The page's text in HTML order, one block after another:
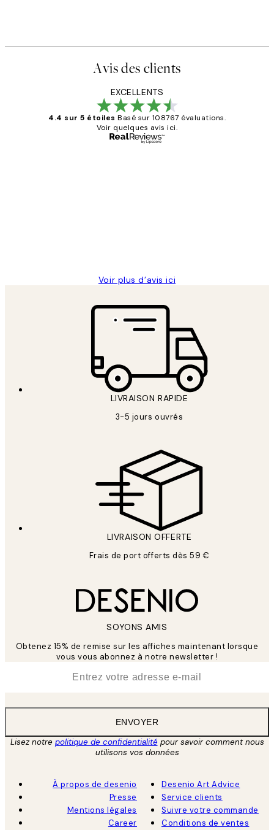
Avis des clients
EXCELLENTS
4.4 sur 5 étoiles Basé sur 108767 évaluations.
Voir quelques avis ici.
Voir plus d’avis ici
LIVRAISON RAPIDE
3-5 jours ouvrés
LIVRAISON OFFERTE
Frais de port offerts dès 59 €
SOYONS AMIS
Obtenez 15% de remise sur les affiches maintenant lorsque
vous vous abonnez à notre newsletter !
ENVOYER
Lisez notre politique de confidentialitépour savoir comment nous
utilisons vos données
À propos de desenio
Presse
Mentions légales
Career
Desenio Art Advice
Service clients
Suivre votre commande
Conditions de ventes